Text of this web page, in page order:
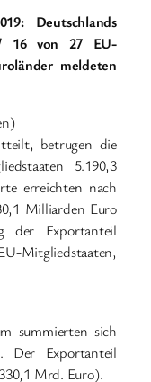
Deutschlands
/ 16 von 27 EU-
meldeten
betrugen die
5.190,3
erreichten nach
Milliarden Euro
Exportanteil
Mitgliedstaaten,
summierten sich
Der Exportanteil
Mrd. Euro).